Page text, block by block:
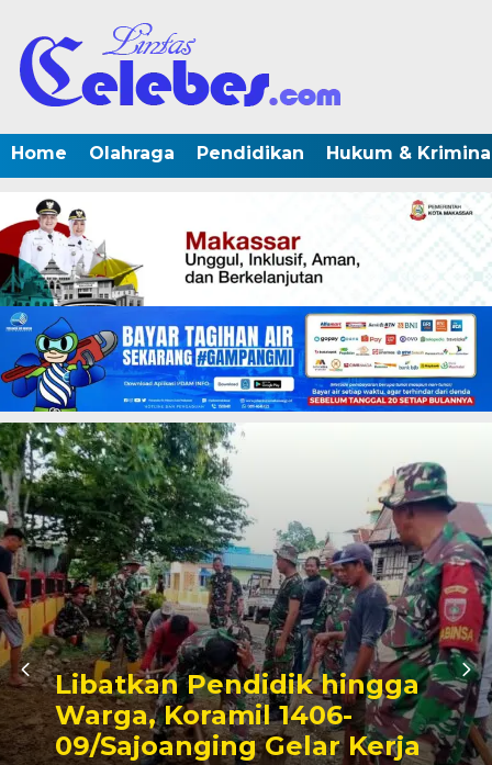
Home Olahraga Pendidikan Hukum &
hingga
Kerja
Triwulan II
Pendapatan